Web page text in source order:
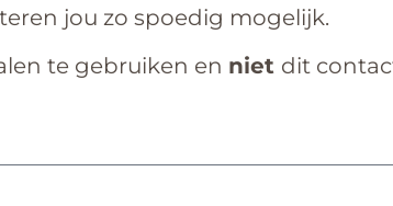
jou zo spoedig mogelijk.
te gebruiken en niet dit